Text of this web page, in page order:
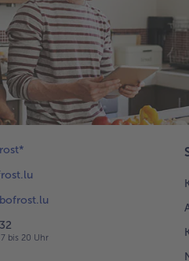
bis 20 Uhr